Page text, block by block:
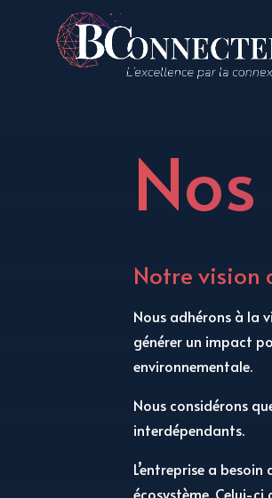
Notre vision
Nous adhérons à la
générer un impact
environnementale.
Nous considérons
interdépendants.
L’entreprise a
écosystème. Celui-